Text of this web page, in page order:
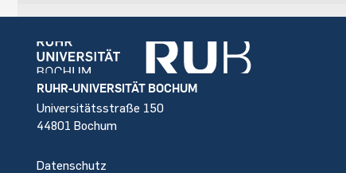
Footer
RUHR-UNIVERSITÄT BOCHUM
Universitätsstraße 150
44801 Bochum
Datenschutz